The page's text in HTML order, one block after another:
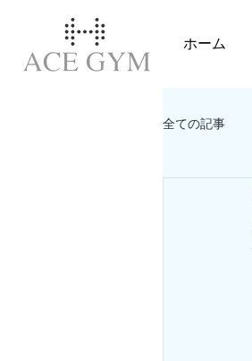
ホーム
全ての記事
教えて